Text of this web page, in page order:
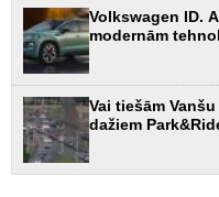
Volkswagen ID.
modernām
Vai tiešām
dažiem